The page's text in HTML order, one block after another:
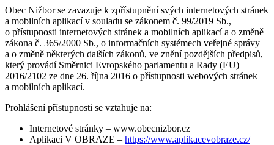
Obec Nižbor se zavazuje k zpřístupnění svých internetových stránek
a mobilních aplikací v souladu se zákonem č. 99/2019 Sb.,
o přístupnosti internetových stránek a mobilních aplikací a o změně
zákona č. 365/2000 Sb., o informačních systémech veřejné správy
a o změně některých dalších zákonů, ve znění pozdějších předpisů,
který provádí Směrnici Evropského parlamentu a Rady (EU)
2016/2102 ze dne 26. října 2016 o přístupnosti webových stránek
a mobilních aplikací.
Prohlášení přístupnosti se vztahuje na:
Internetové stránky – www.obecnizbor.cz
Aplikaci V OBRAZE – https://www.aplikacevobraze.cz/